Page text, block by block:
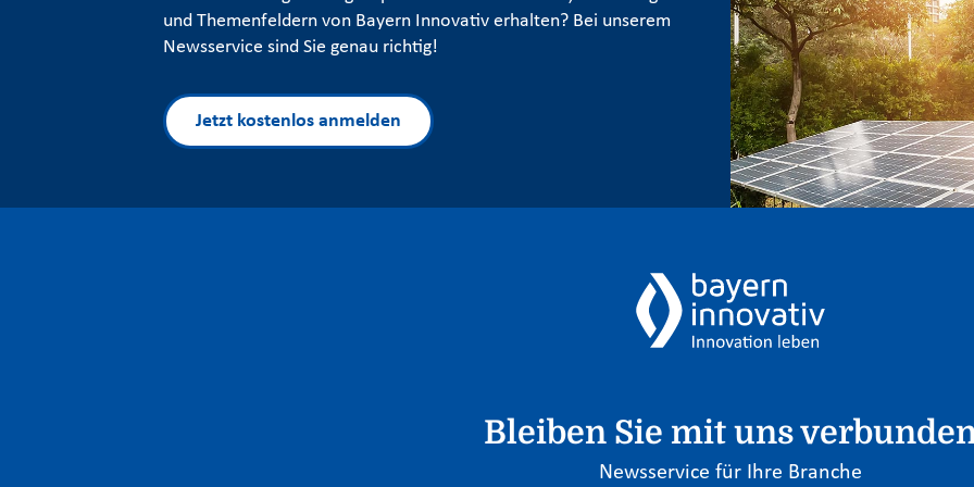
und Themenfeldern von Bayern Innovativ erhalten? Bei unserem
Newsservice sind Sie genau richtig!
Jetzt kostenlos anmelden
Bleiben Sie mit uns
Newsservice für Ihre Branche